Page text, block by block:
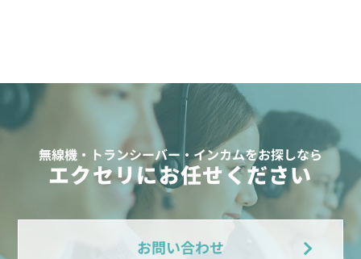
無線機・トランシーバー・インカムをお探しなら
エクセリにお任せください
お問い合わせ